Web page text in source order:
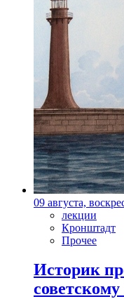
09 августа,
лекции
Кронштадт
Прочее
Историк